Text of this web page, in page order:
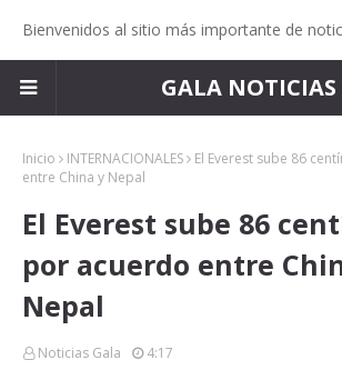
Bienvenidos al sitio más importante de
GALA NOTICIAS
Inicio INTERNACIONALES
El Everest sube 86
entre China y Nepal
El Everest sube 86
por acuerdo entre
Nepal
Noticias Gala 4:17